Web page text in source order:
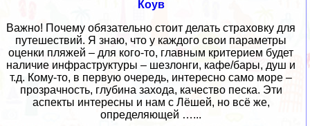
Коув
Важно! Почему обязательно стоит делать страховку для
путешествий. Я знаю, что у каждого свои параметры
оценки пляжей – для кого-то, главным критерием будет
наличие инфраструктуры – шезлонги, кафе/бары, душ и
т.д. Кому-то, в первую очередь, интересно само море –
прозрачность, глубина захода, качество песка. Эти
аспекты интересны и нам с Лёшей, но всё же,
определяющей …...